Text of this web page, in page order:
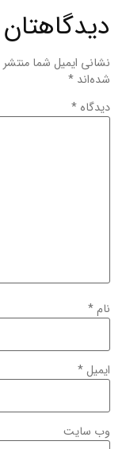
نشانی ایمیل شما
شده‌اند *
دیدگاه *
نام*
ایمیل*
وب‌ سایت